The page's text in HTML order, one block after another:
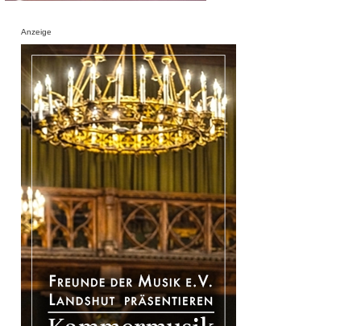
Anzeige